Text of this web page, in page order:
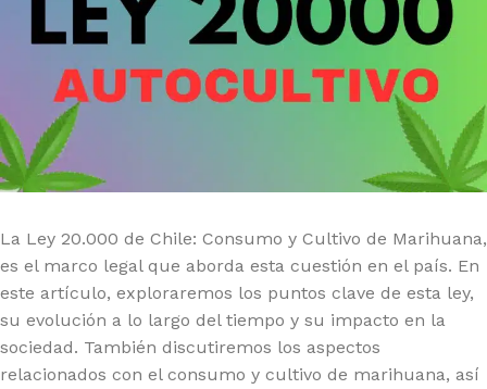
La Ley 20.000 de Chile: Consumo y Cultivo de Marihuana,
es el marco legal que aborda esta cuestión en el país. En
este artículo, exploraremos los puntos clave de esta ley,
su evolución a lo largo del tiempo y su impacto en la
sociedad. También discutiremos los aspectos
relacionados con el consumo y cultivo de marihuana, así